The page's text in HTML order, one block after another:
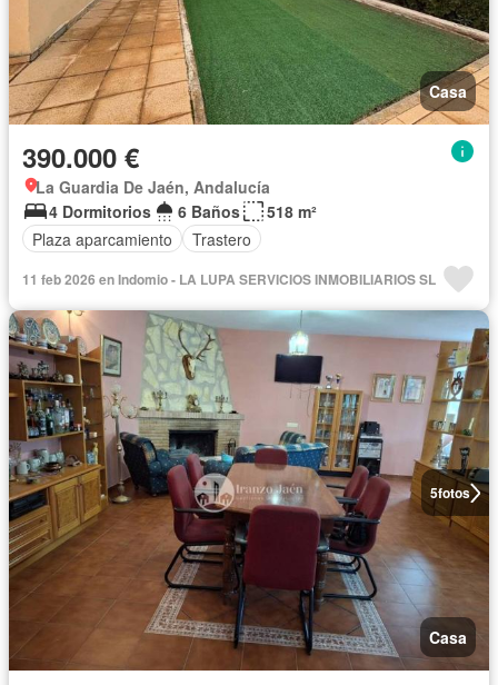
Casa
390.000 €
La Guardia De Jaén, Andalucía
4 Dormitorios
6 Baños
518 m²
Plaza aparcamiento
Trastero
11 feb 2026 en Indomio - LA LUPA SERVICIOS INMOBILIARIOS SL
5fotos
Casa